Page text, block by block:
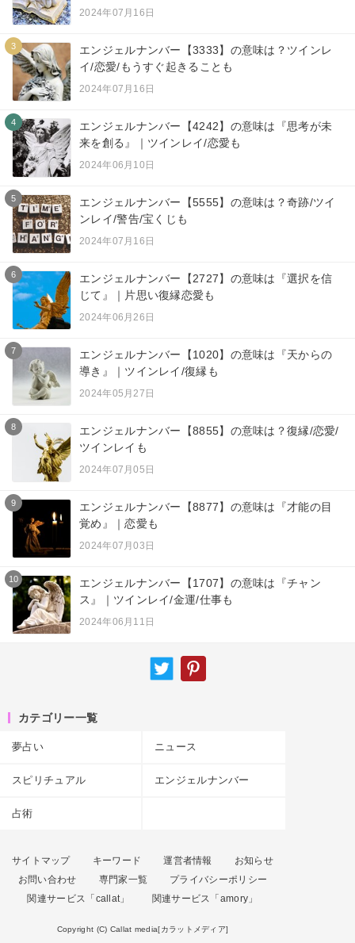
2024年07月16日
3
エンジェルナンバー【3333】の意味は？ツインレ
イ/恋愛/もうすぐ起きることも
2024年07月16日
4
エンジェルナンバー【4242】の意味は『思考が未
来を創る』｜ツインレイ/恋愛も
2024年06月10日
5
エンジェルナンバー【5555】の意味は？奇跡/ツイ
ンレイ/警告/宝くじも
2024年07月16日
6
エンジェルナンバー【2727】の意味は『選択を信
じて』｜片思い復縁恋愛も
2024年06月26日
7
エンジェルナンバー【1020】の意味は『天からの
導き』｜ツインレイ/復縁も
2024年05月27日
8
エンジェルナンバー【8855】の意味は？復縁/恋愛/
ツインレイも
2024年07月05日
9
エンジェルナンバー【8877】の意味は『才能の目
覚め』｜恋愛も
2024年07月03日
10
エンジェルナンバー【1707】の意味は『チャン
ス』｜ツインレイ/金運/仕事も
2024年06月11日
カテゴリー一覧
夢占い ニュース
スピリチュアル エンジェルナンバー
占術
サイトマップ キーワード 運営者情報
お知らせ
お問い合わせ
専門家一覧
プライバシーポリシー
関連サービス「callat」
関連サービス「amory」
Copyright (C) Callat media[カラットメディア]